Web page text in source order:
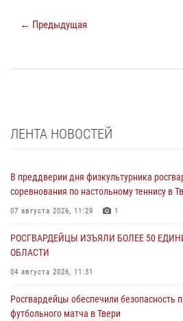
← Предыдущая
ЛЕНТА НОВОСТЕЙ
В преддверии дня физкультурника
соревнования по настольному теннису в
07 августа 2026, 11:29 1
РОСГВАРДЕЙЦЫ ИЗЪЯЛИ БОЛЕЕ 50
ОБЛАСТИ
04 августа 2026, 11:31
Росгвардейцы обеспечили безопасность
футбольного матча в Твери